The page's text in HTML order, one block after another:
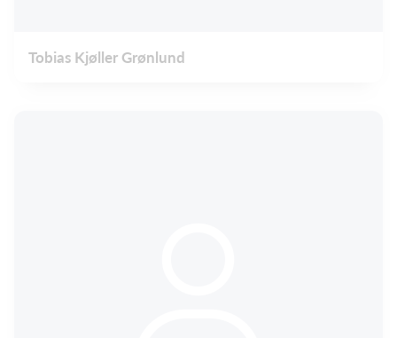
Tobias Kjøller Grønlund